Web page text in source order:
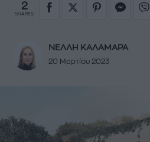
2
SHARES
ΝΕΛΛΗ ΚΑΛΑΜΑΡΑ
20 Μαρτίου 2023